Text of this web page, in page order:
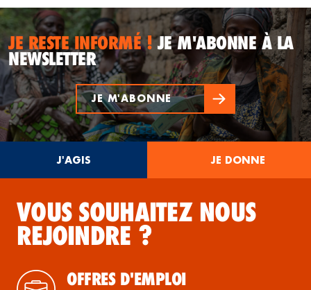
JE RESTE INFORMÉ !JE M'ABONNE À LA
NEWSLETTER
JE M'ABONNE
J'AGIS JE DONNE
VOUS SOUHAITEZ NOUS
REJOINDRE ?
OFFRES D'EMPLOI